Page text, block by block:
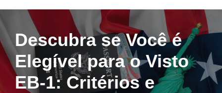
Descubra se Você é
Elegível para o Visto
EB-1: Critérios e